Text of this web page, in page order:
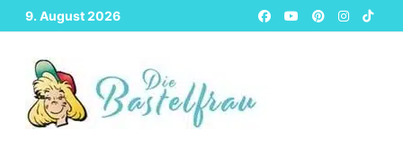
Zurück
zum
Inhalt
9. August 2026